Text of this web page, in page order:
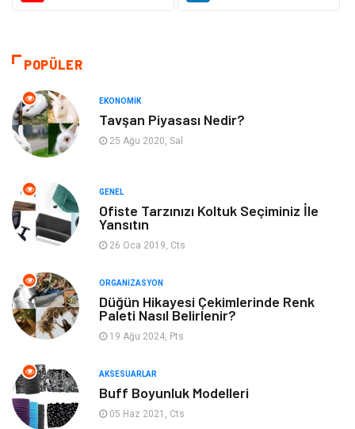
Sağlıklı Yaşam
Otomotiv
Tatil
Yeme & İçme Spor
Gençlik & Eğlence Keyif & Hobi
Aksesuarlar
Mobilya
Gayrimenkul
POPÜLER
EKONOMIK
Tavşan Piyasası Nedir?
25 Ağu 2020, Sal
GENEL
Ofiste Tarzınızı Koltuk Seçiminiz İle
Yansıtın
26 Oca 2019, Cts
ORGANIZASYON
Düğün Hikayesi Çekimlerinde Renk
Paleti Nasıl Belirlenir?
19 Ağu 2024, Pts
AKSESUARLAR
Buff Boyunluk Modelleri
05 Haz 2021, Cts